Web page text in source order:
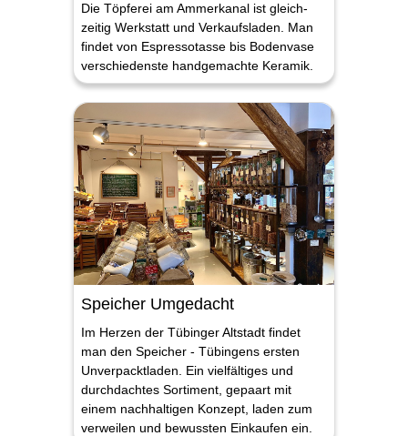
Die Töpferei am Ammerkanal ist gleich-
zeitig Werkstatt und Verkaufsladen. Man
findet von Espressotasse bis Bodenvase
verschiedenste handgemachte Keramik.
Speicher Umgedacht
Im Herzen der Tübinger Altstadt findet
man den Speicher - Tübingens ersten
Unverpacktladen. Ein vielfältiges und
durchdachtes Sortiment, gepaart mit
einem nachhaltigen Konzept, laden zum
verweilen und bewussten Einkaufen ein.